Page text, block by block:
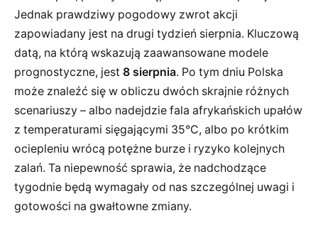
Jednak prawdziwy pogodowy zwrot akcji
zapowiadany jest na drugi tydzień sierpnia. Kluczową
datą, na którą wskazują zaawansowane modele
prognostyczne, jest 8 sierpnia. Po tym dniu Polska
może znaleźć się w obliczu dwóch skrajnie różnych
scenariuszy – albo nadejdzie fala afrykańskich upałów
z temperaturami sięgającymi 35°C, albo po krótkim
ociepleniu wrócą potężne burze i ryzyko kolejnych
zalań. Ta niepewność sprawia, że nadchodzące
tygodnie będą wymagały od nas szczególnej uwagi i
gotowości na gwałtowne zmiany.